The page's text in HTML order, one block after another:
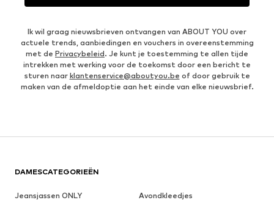
Ik wil graag nieuwsbrieven ontvangen van ABOUT YOU over
actuele trends, aanbiedingen en vouchers in overeenstemming
met de Privacybeleid. Je kunt je toestemming te allen tijde
intrekken met werking voor de toekomst door een bericht te
sturen naar klantenservice@aboutyou.be of door gebruik te
maken van de afmeldoptie aan het einde van elke nieuwsbrief.
DAMESCATEGORIEËN
Jeansjassen ONLY
Avondkleedjes